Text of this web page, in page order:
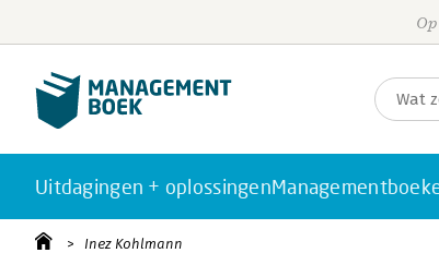
Uitdagingen + oplossingen
Inez Kohlmann